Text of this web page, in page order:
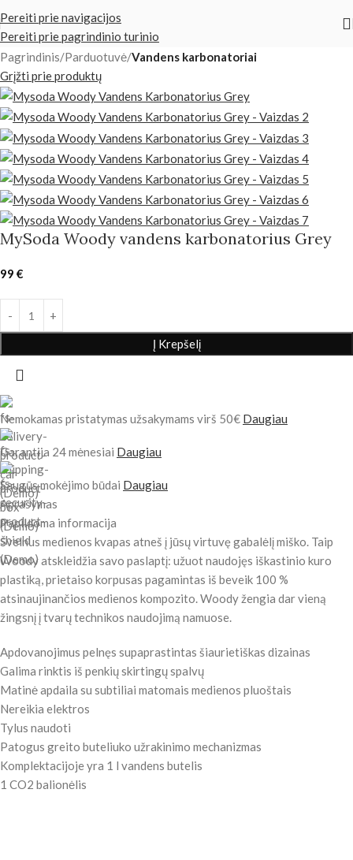
Pereiti prie navigacijos
Pereiti prie pagrindinio turinio
Pagrindinis Parduotuvė Vandens karbonatoriai
Grįžti prie produktų
MySoda Woody vandens karbonatorius Grey
99 €
Į Krepšelį
Nemokamas pristatymas užsakymams virš 50€ Daugiau
Garantija 24 mėnesiai Daugiau
Saugūs mokėjimo būdai Daugiau
Aprašymas
Papildoma informacija
Švelnus medienos kvapas atneš į jūsų virtuvę gabalėlį miško. Taip
Woody atskleidžia savo paslaptį: užuot naudojęs iškastinio kuro
plastiką, prietaiso korpusas pagamintas iš beveik 100 %
atsinaujinančios medienos kompozito. Woody žengia dar vieną
žingsnį į tvarų technikos naudojimą namuose.
Apdovanojimus pelnęs supaprastintas šiaurietiškas dizainas
Galima rinktis iš penkių skirtingų spalvų
Matinė apdaila su subtiliai matomais medienos pluoštais
Nereikia elektros
Tylus naudoti
Patogus greito buteliuko užrakinimo mechanizmas
Komplektacijoje yra 1 l vandens butelis
1 CO2 balionėlis